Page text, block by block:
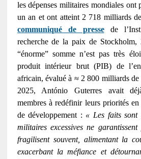
les dépenses militaires mondiales ont
un an et ont atteint 2 718 milliards
communiqué de pressede
recherche de la paix de
“énorme” somme n’est pas très
produit intérieur brut (PIB) de
africain, évalué à ≈ 2 800 milliards de
2025, António Guterres avait
membres à redéfinir leurs priorités
de développement : « Les faits sont
militaires excessives ne
fragilisent souvent, alimentant la
exacerbant la méfiance et